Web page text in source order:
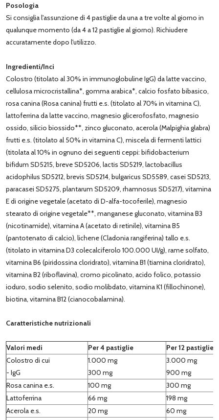
Posologia
Si consiglia l'assunzione di 4 pastiglie da una a tre volte al giorno in
qualunque momento (da 4 a 12 pastiglie al giorno). Richiudere
accuratamente dopo l'utilizzo.
Ingredienti/Inci
Colostro (titolato al 30% in immunoglobuline IgG) da latte vaccino,
cellulosa microcristallina*, gomma arabica*, calcio fosfato bibasico,
rosa canina (Rosa canina) frutti e.s. (titolato al 70% in vitamina C),
lattoferrina da latte vaccino, magnesio glicerofosfato, magnesio
ossido, silicio biossido**, zinco gluconato, acerola (Malpighia glabra)
frutti e.s. (titolato al 50% in vitamina C), miscela di fermenti lattici
(titolata al 10% in ognuno dei seguenti ceppi: bifidobacterium
bifidum SD5215, breve SD5206, lactis SD5219, lactobacillus
acidophilus SD5212, brevis SD5214, bulgaricus SD5589, casei SD5213,
paracasei SD5275, plantarum SD5209, rhamnosus SD5217), vitamina
E di origine vegetale (acetato di D-alfa-tocoferile), magnesio
stearato di origine vegetale**, manganese gluconato, vitamina B3
(nicotinamide), vitamina A (acetato di retinile), vitamina B5
(pantotenato di calcio), lichene (Cladonia rangiferina) tallo e.s.
(titolato in vitamina D3 colecalciferolo 100.000 UI/g), rame solfato,
vitamina B6 (piridossina cloridrato), vitamina B1 (tiamina cloridrato),
vitamina B2 (riboflavina), cromo picolinato, acido folico, potassio
ioduro, sodio selenito, sodio molibdato, vitamina K1 (fillochinone),
biotina, vitamina B12 (cianocobalamina).
Caratteristiche nutrizionali
Valori medi Per 4 pastiglie
Per 12 pastiglie
Colostro di cui
- IgG
1.000 mg
300 mg
3.000 mg
900 mg
Rosa canina e.s.
100 mg
300 mg
Lattoferrina
66 mg
198 mg
Acerola e.s.
20 mg
60 mg